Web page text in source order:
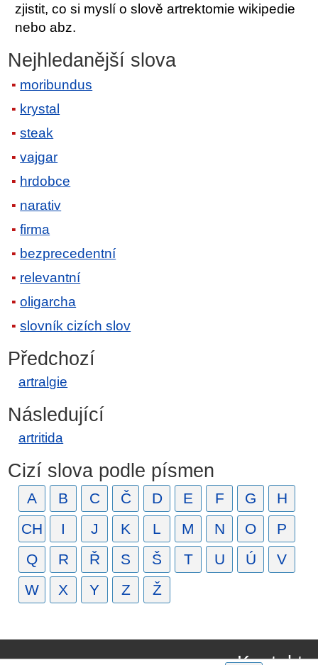
zjistit, co si myslí o slově artrektomie wikipedie
nebo abz.
Nejhledanější slova
moribundus
krystal
steak
vajgar
hrdobce
narativ
firma
bezprecedentní
relevantní
oligarcha
slovník cizích slov
Předchozí
artralgie
Následující
artritida
Cizí slova podle písmen
A B C Č D E F G
H
CH
I J K L M N O
P
Q
R Ř S Š T U Ú
V
W
X Y Z Ž